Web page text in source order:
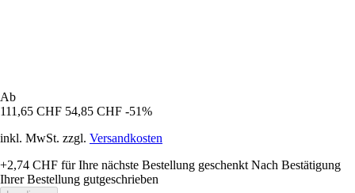
Ab
111,65 CHF 54,85 CHF -51%
inkl. MwSt. zzgl. Versandkosten
+2,74 CHF für Ihre nächste Bestellung geschenkt Nach Bestätigung
Ihrer Bestellung gutgeschrieben